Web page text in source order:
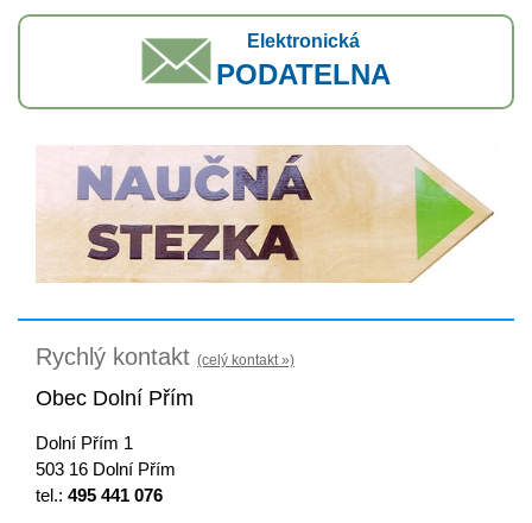
Elektronická
PODATELNA
Rychlý kontakt (celý kontakt »)
Obec Dolní Přím
Dolní Přím 1
503 16 Dolní Přím
tel.: 495 441 076